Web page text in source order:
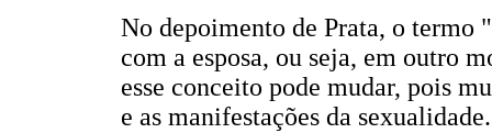
No depoimento de Prata, o termo
com a esposa, ou seja, em outro
esse conceito pode mudar, pois
e as manifestações da sexualidade.